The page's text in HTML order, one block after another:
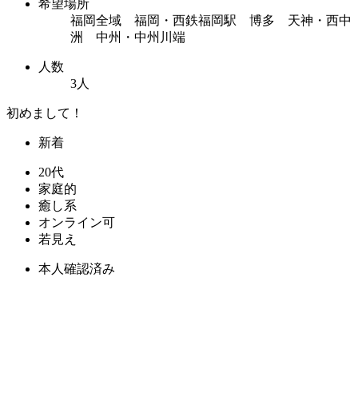
希望場所
福岡全域 福岡・西鉄福岡駅 博多 天神・西中
洲 中州・中州川端
人数
3人
初めまして！
新着
20代
家庭的
癒し系
オンライン可
若見え
本人確認済み